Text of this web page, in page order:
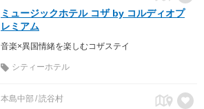
ミュージックホテル コザ by コルディオプ
レミアム
音楽×異国情緒を楽しむコザステイ
シティーホテル
本島中部 読谷村